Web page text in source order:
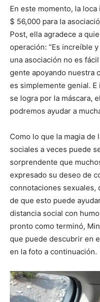
En este momento, la
$ 56,000 para la
Post, ella agradece a
operación: “Es increíble
una asociación no es
gente apoyando nuestra
es simplemente genial.
se logra por la máscara,
podremos ayudar a
Como lo que la magia de
sociales a veces puede
sorprendente que
expresado su deseo de
connotaciones sexuales,
de que esto puede
distancia social con
pronto como terminó,
que puede descubrir en
en la foto a continuación.